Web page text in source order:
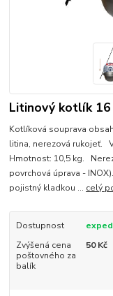
Litinový kotlík 16
Kotlíková souprava
litina, nerezová rukojeť.
Hmotnost: 10,5 kg.
povrchová úprava -
pojistný kladkou ... celý
Dostupnost
Zvýšená cena
poštovného za
balík
50 Kč